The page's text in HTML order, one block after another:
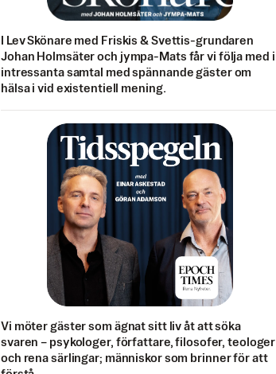
I Lev Skönare med Friskis & Svettis-grundaren
Johan Holmsäter och jympa-Mats får vi följa med i
intressanta samtal med spännande gäster om
hälsa i vid existentiell mening.
Vi möter gäster som ägnat sitt liv åt att söka
svaren – psykologer, författare, filosofer, teologer
och rena särlingar; människor som brinner för att